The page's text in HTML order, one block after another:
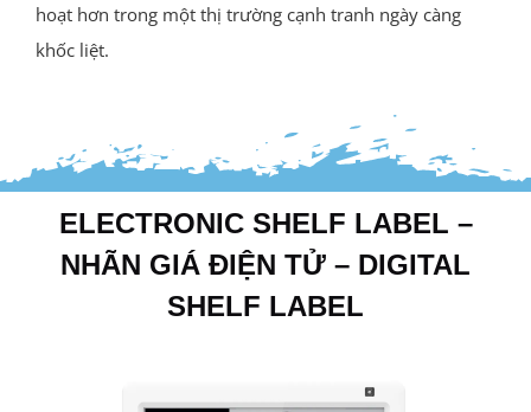
hoạt hơn trong một thị trường cạnh tranh ngày càng
khốc liệt.
ELECTRONIC SHELF LABEL –
NHÃN GIÁ ĐIỆN TỬ – DIGITAL
SHELF LABEL